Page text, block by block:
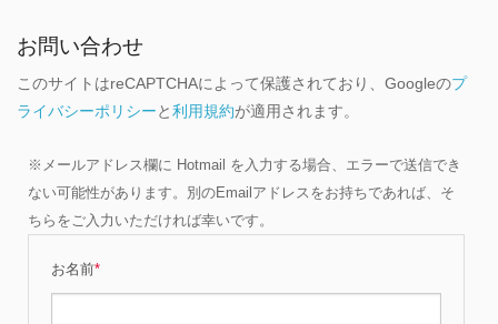
お問い合わせ
このサイトはreCAPTCHAによって保護されており、Googleのプ
ライバシーポリシーと利用規約が適用されます。
※メールアドレス欄に Hotmail を入力する場合、エラーで送信でき
ない可能性があります。別のEmailアドレスをお持ちであれば、そ
ちらをご入力いただければ幸いです。
お名前*